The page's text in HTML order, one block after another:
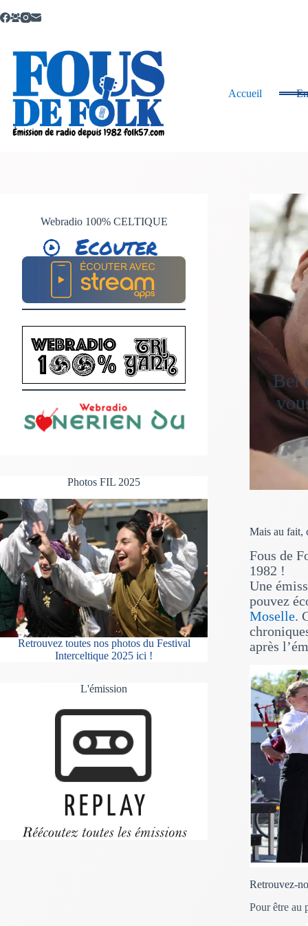
au
Accueil
Bel
Mais au fait,
Fous de
1982 !
Une
pouvez
Moselle.
après
Retrouvez-
Pour être au
Webradio 100% CELTIQUE
Photos FIL 2025
Retrouvez toutes nos photos du Festival
Interceltique 2025 ici !
L'émission